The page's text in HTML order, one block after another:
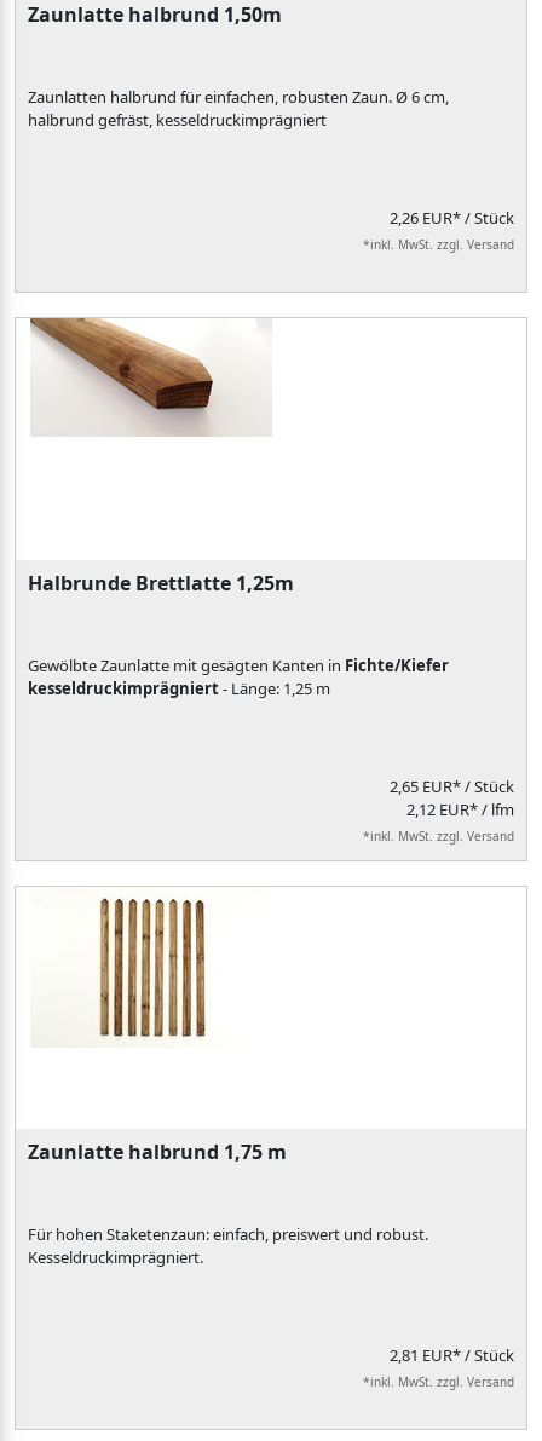
Zaunlatte halbrund 1,50m
Zaunlatten halbrund für einfachen, robusten Zaun. Ø 6 cm,
halbrund gefräst, kesseldruckimprägniert
2,26 EUR*/ Stück
*inkl. MwSt. zzgl. Versand
Halbrunde Brettlatte 1,25m
Gewölbte Zaunlatte mit gesägten Kanten in Fichte/Kiefer
kesseldruckimprägniert- Länge: 1,25 m
2,65 EUR*/ Stück
2,12 EUR* / lfm
*inkl. MwSt. zzgl. Versand
Zaunlatte halbrund 1,75 m
Für hohen Staketenzaun: einfach, preiswert und robust.
Kesseldruckimprägniert.
2,81 EUR*/ Stück
*inkl. MwSt. zzgl. Versand